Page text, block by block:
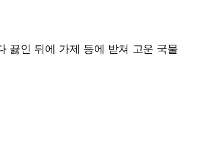
끓인 뒤에 가제 등에 받쳐 고운 국물